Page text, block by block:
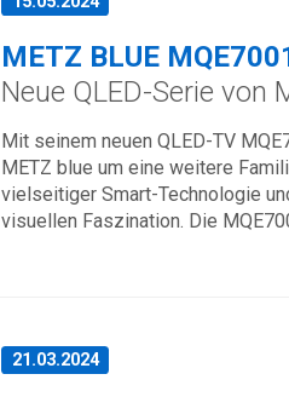
METZ BLUE
Neue QLED-Serie von
Mit seinem neuen QLED-TV
METZ blue um eine weitere
vielseitiger Smart-Technologie
visuellen Faszination. Die
21.03.2024